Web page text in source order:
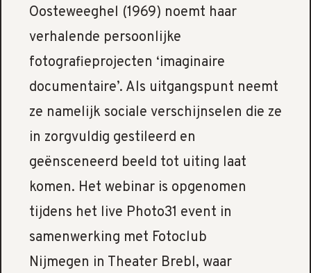
Oosteweeghel (1969) noemt haar
verhalende persoonlijke
fotografieprojecten ‘imaginaire
documentaire’. Als uitgangspunt neemt
ze namelijk sociale verschijnselen die ze
in zorgvuldig gestileerd en
geënsceneerd beeld tot uiting laat
komen. Het webinar is opgenomen
tijdens het live Photo31 event in
samenwerking met Fotoclub
Nijmegen in Theater Brebl, waar